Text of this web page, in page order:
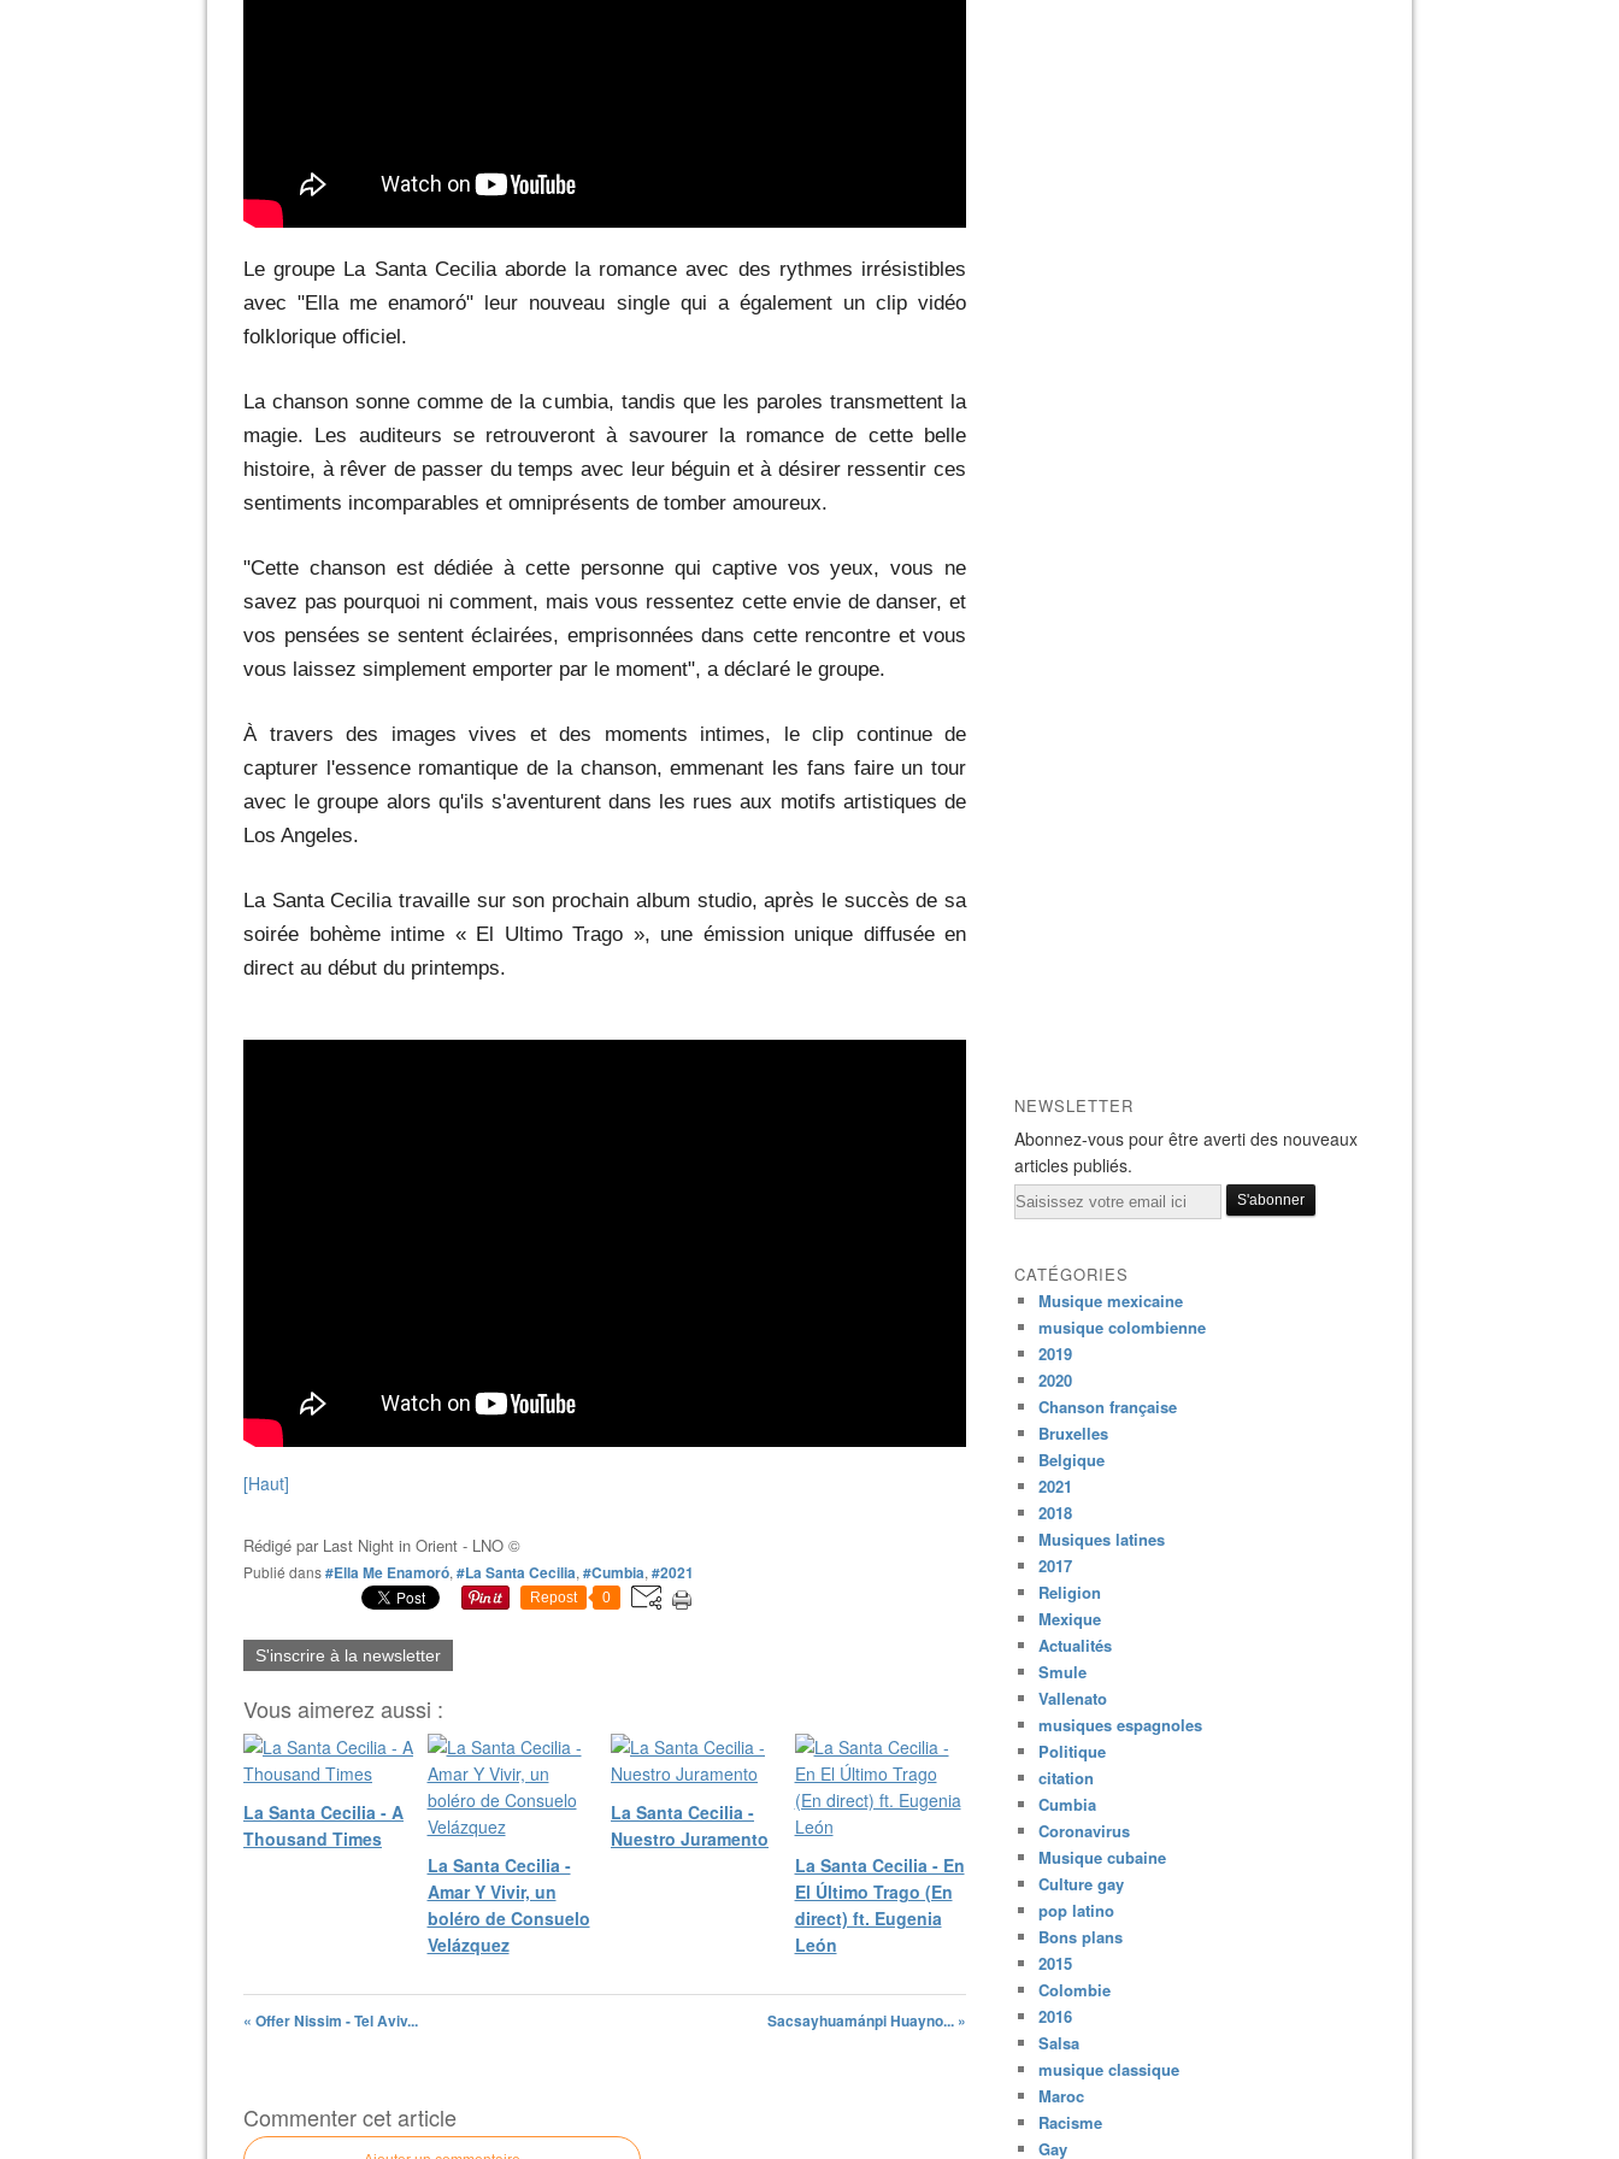
Le groupe La Santa Cecilia aborde la romance avec des rythmes irrésistibles
avec "Ella me enamoró" leur nouveau single qui a également un clip vidéo
folklorique officiel.
La chanson sonne comme de la cumbia, tandis que les paroles transmettent la
magie. Les auditeurs se retrouveront à savourer la romance de cette belle
histoire, à rêver de passer du temps avec leur béguin et à désirer ressentir ces
sentiments incomparables et omniprésents de tomber amoureux.
"Cette chanson est dédiée à cette personne qui captive vos yeux, vous ne
savez pas pourquoi ni comment, mais vous ressentez cette envie de danser, et
vos pensées se sentent éclairées, emprisonnées dans cette rencontre et vous
vous laissez simplement emporter par le moment", a déclaré le groupe.
À travers des images vives et des moments intimes, le clip continue de
capturer l'essence romantique de la chanson, emmenant les fans faire un tour
avec le groupe alors qu'ils s'aventurent dans les rues aux motifs artistiques de
Los Angeles.
La Santa Cecilia travaille sur son prochain album studio, après le succès de sa
soirée bohème intime « El Ultimo Trago », une émission unique diffusée en
direct au début du printemps.
[Haut]
Rédigé par Last Night in Orient - LNO ©
Publié dans#Ella Me Enamoró, #La Santa Cecilia, #Cumbia, #2021
Repost 0
S'inscrire à la newsletter
Vous aimerez aussi :
La Santa Cecilia - A
Thousand Times
La Santa Cecilia -
Amar Y Vivir, un
boléro de Consuelo
Velázquez
La Santa Cecilia -
Nuestro Juramento
La Santa Cecilia - En
El Último Trago (En
direct) ft. Eugenia
León
« Offer Nissim - Tel Aviv... Sacsayhuamánpi Huayno... »
Commenter cet article
NEWSLETTER
Abonnez-vous pour être averti des nouveaux
articles publiés.
Email
CATÉGORIES
Musique mexicaine
musique colombienne
2019
2020
Chanson française
Bruxelles
Belgique
2021
2018
Musiques latines
2017
Religion
Mexique
Actualités
Smule
Vallenato
musiques espagnoles
Politique
citation
Cumbia
Coronavirus
Musique cubaine
Culture gay
pop latino
Bons plans
2015
Colombie
2016
Salsa
musique classique
Maroc
Racisme
Gay